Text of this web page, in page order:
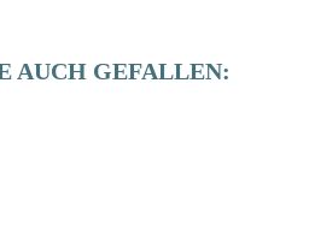
AUCH GEFALLEN: